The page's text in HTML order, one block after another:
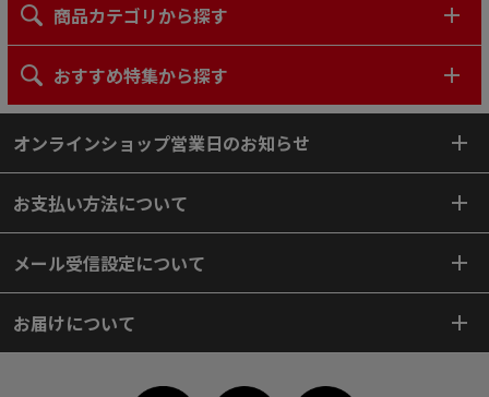
商品カテゴリから探す
おすすめ特集から探す
オンラインショップ営業日のお知らせ
お支払い方法について
メール受信設定について
お届けについて